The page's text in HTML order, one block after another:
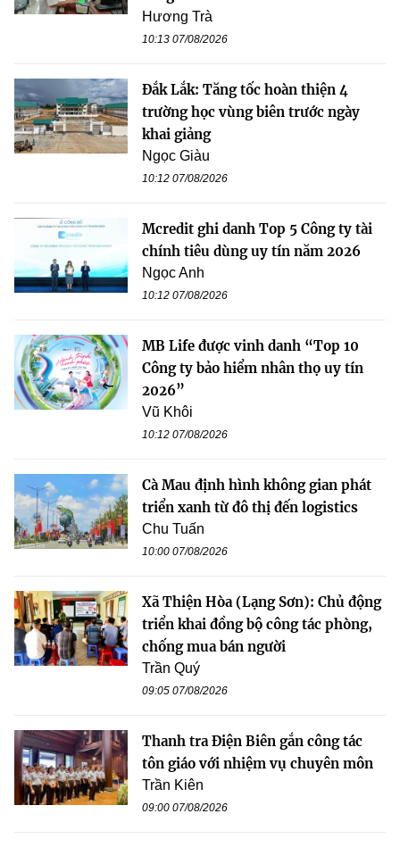
Hương Trà
10:13 07/08/2026
Đắk Lắk: Tăng tốc hoàn thiện 4
trường học vùng biên trước ngày
khai giảng
Ngọc Giàu
10:12 07/08/2026
Mcredit ghi danh Top 5 Công ty tài
chính tiêu dùng uy tín năm 2026
Ngọc Anh
10:12 07/08/2026
MB Life được vinh danh “Top 10
Công ty bảo hiểm nhân thọ uy tín
2026”
Vũ Khôi
10:12 07/08/2026
Cà Mau định hình không gian phát
triển xanh từ đô thị đến logistics
Chu Tuấn
10:00 07/08/2026
Xã Thiện Hòa (Lạng Sơn): Chủ động
triển khai đồng bộ công tác phòng,
chống mua bán người
Trần Quý
09:05 07/08/2026
Thanh tra Điện Biên gắn công tác
tôn giáo với nhiệm vụ chuyên môn
Trần Kiên
09:00 07/08/2026